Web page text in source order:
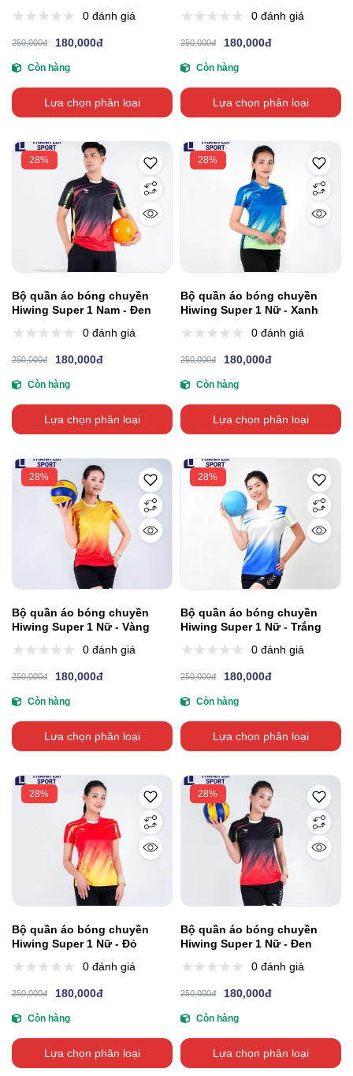
0 đánh giá
250,000đ 180,000đ
Còn hàng
Lựa chọn phân loại
0 đánh giá
250,000đ 180,000đ
Còn hàng
Lựa chọn phân loại
28%
Bộ quần áo bóng chuyền
Hiwing Super 1 Nam - Đen
0 đánh giá
250,000đ 180,000đ
Còn hàng
Lựa chọn phân loại
28%
Bộ quần áo bóng chuyền
Hiwing Super 1 Nữ - Xanh
0 đánh giá
250,000đ 180,000đ
Còn hàng
Lựa chọn phân loại
28%
Bộ quần áo bóng chuyền
Hiwing Super 1 Nữ - Vàng
0 đánh giá
250,000đ 180,000đ
Còn hàng
Lựa chọn phân loại
28%
Bộ quần áo bóng chuyền
Hiwing Super 1 Nữ - Trắng
0 đánh giá
250,000đ 180,000đ
Còn hàng
Lựa chọn phân loại
28%
Bộ quần áo bóng chuyền
Hiwing Super 1 Nữ - Đỏ
0 đánh giá
250,000đ 180,000đ
Còn hàng
Lựa chọn phân loại
28%
Bộ quần áo bóng chuyền
Hiwing Super 1 Nữ - Đen
0 đánh giá
250,000đ 180,000đ
Còn hàng
Lựa chọn phân loại